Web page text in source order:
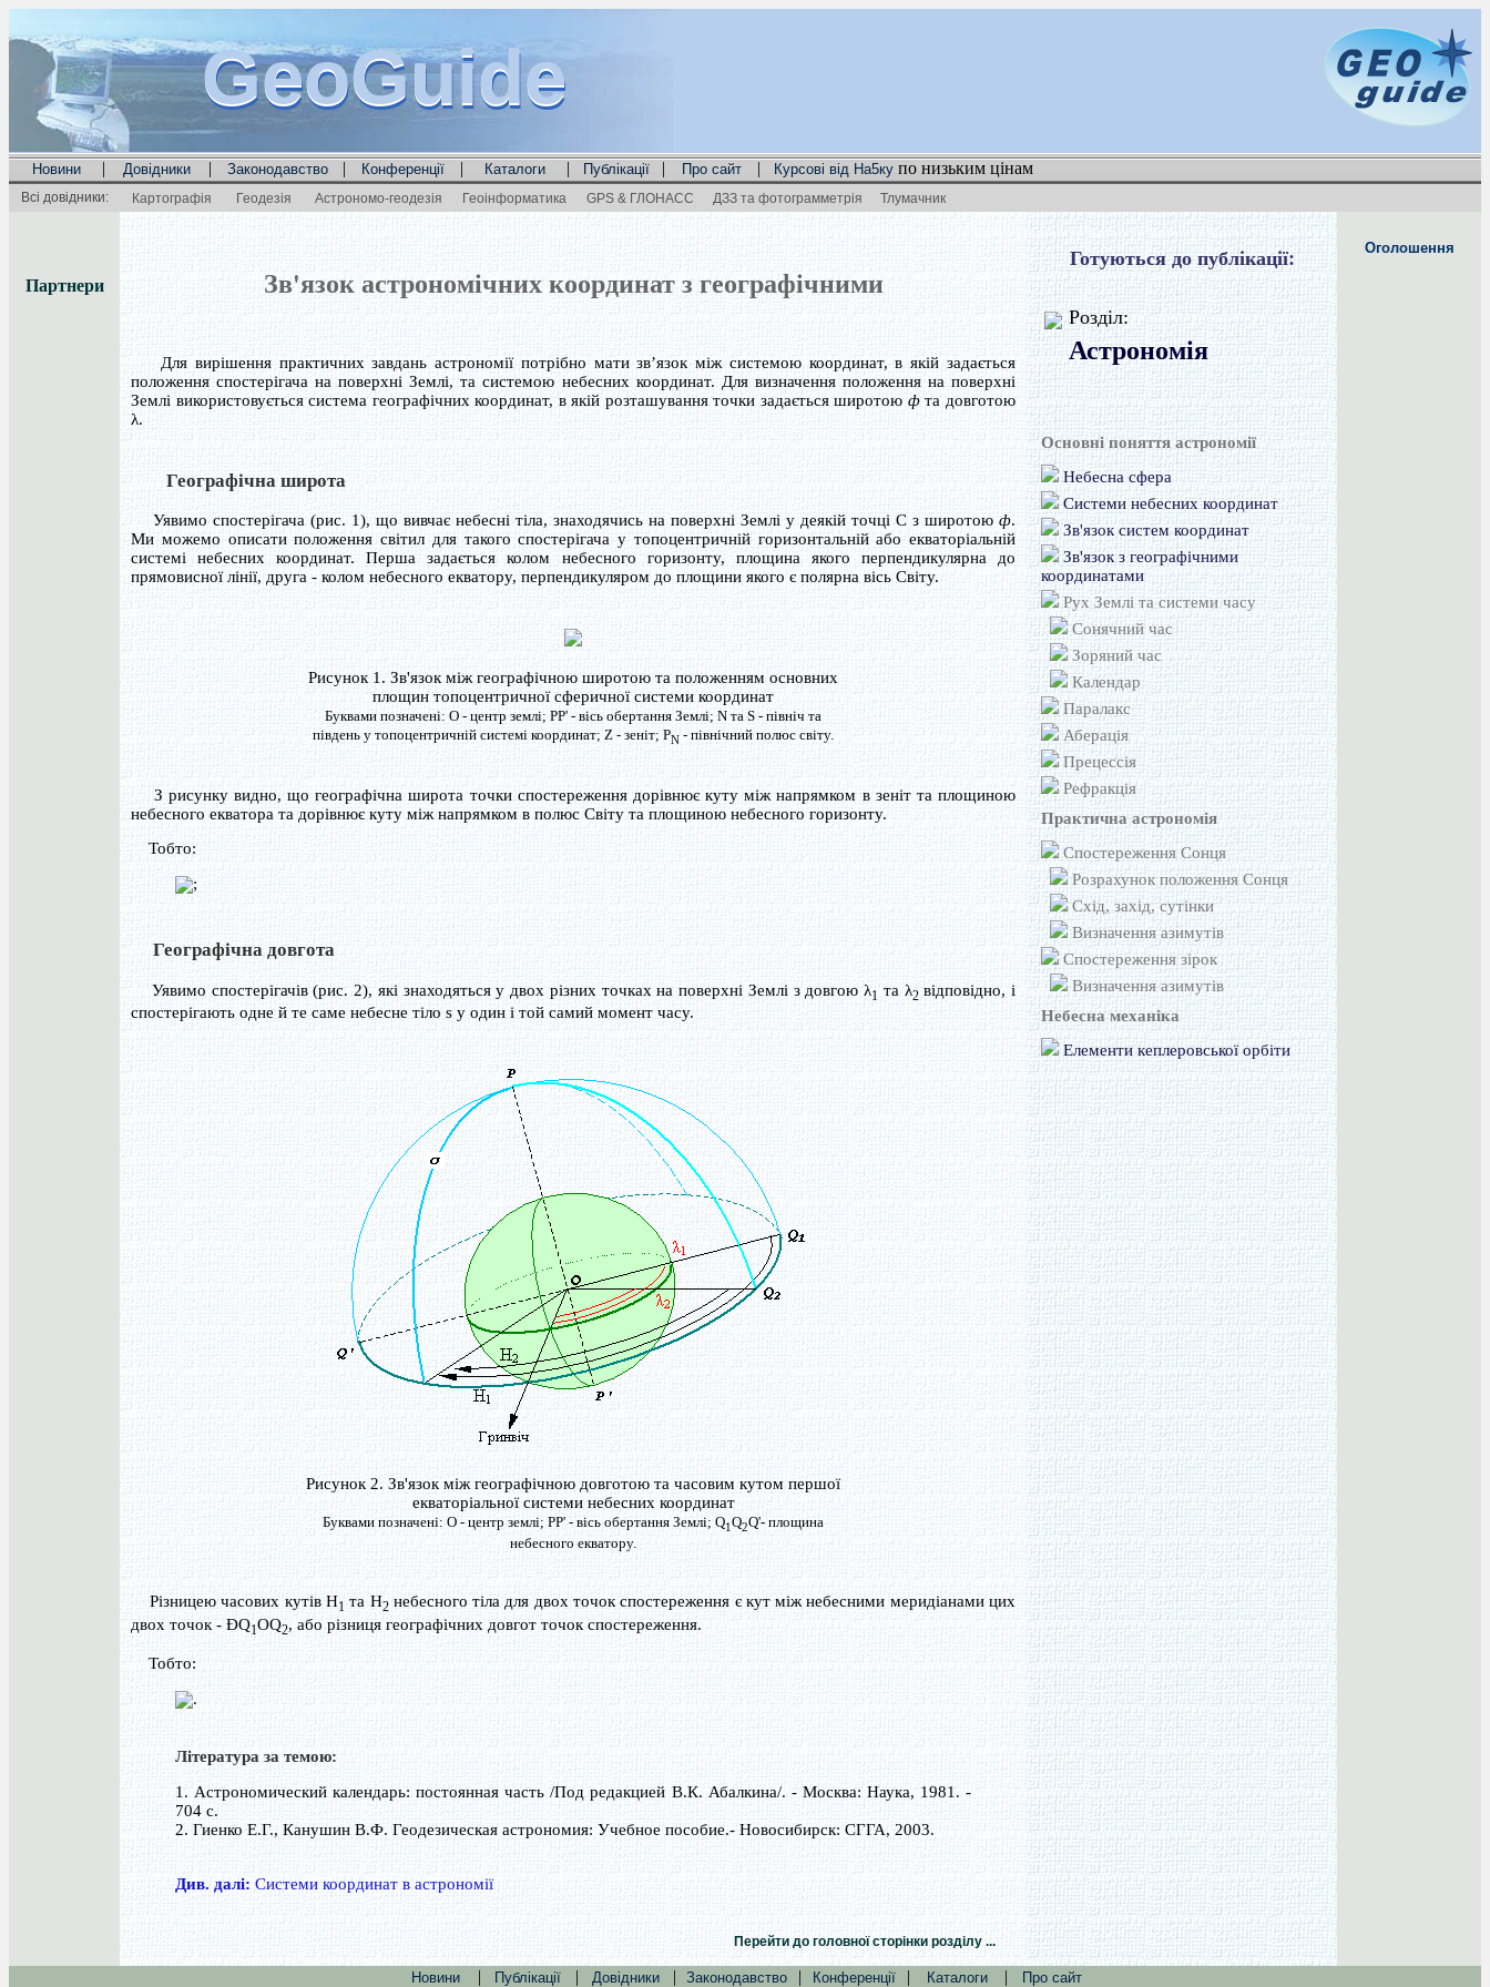
GeoGuide
GeoGuide
GeoGuide
Новини | Довідники | Законодавство | Конференції | Каталоги | Публікації | Про сайт | Курсові від На5ку по низьким цінам
Всі довідники: Картографія Геодезія Астрономо-геодезія Геоінформатика GPS & ГЛОНАСС ДЗЗ та фотограмметрія Тлумачник
Партнери Зв'язок астрономічних координат з географічними
Для вирішення практичних завдань астрономії потрібно мати зв’язок між системою координат, в якій задається
положення спостерігача на поверхні Землі, та системою небесних координат. Для визначення положення на поверхні
Землі використовується система географічних координат, в якій розташування точки задається широтою фта довготою
λ.
Географічна широта
Уявимо спостерігача (рис. 1), що вивчає небесні тіла, знаходячись на поверхні Землі у деякій точці С з широтою ф.
Ми можемо описати положення світил для такого спостерігача у топоцентричній горизонтальній або екваторіальній
системі небесних координат. Перша задається колом небесного горизонту, площина якого перпендикулярна до
прямовисної лінії, друга - колом небесного екватору, перпендикуляром до площини якого є полярна вісь Світу.
Рисунок 1. Зв'язок між географічною широтою та положенням основних
площин топоцентричної сферичної системи координат
Буквами позначені: О - центр землі; РР' - вісь обертання Землі; N та S - північ та
південь у топоцентричній системі координат; Z - зеніт; PN - північний полюс світу.
З рисунку видно, що географічна широта точки спостереження дорівнює куту між напрямком в зеніт та площиною
небесного екватора та дорівнює куту між напрямком в полюс Світу та площиною небесного горизонту.
Тобто:
;
Географічна довгота
Уявимо спостерігачів (рис. 2), які знаходяться у двох різних точках на поверхні Землі з довгою λ1 та λ2відповідно, і
спостерігають одне й те саме небесне тіло s у один і той самий момент часу.
Рисунок 2. Зв'язок між географічною довготою та часовим кутом першої
екваторіальної системи небесних координат
Буквами позначені: О - центр землі; РР' - вісь обертання Землі; Q1Q2Q'- площина
небесного екватору.
Різницею часових кутів H1 та Н2небесного тіла для двох точок спостереження є кут між небесними меридіанами цих
двох точок - ÐQ1OQ2, або різниця географічних довгот точок спостереження.
Тобто:
.
Література за темою:
1. Астрономический календарь: постоянная часть /Под редакцией В.К. Абалкина/. - Москва: Наука, 1981. -
704 с.
2. Гиенко Е.Г., Канушин В.Ф. Геодезическая астрономия: Учебное пособие.- Новосибирск: СГГА, 2003.
Див. далі: Cистеми координат в астрономії
Перейти до головної сторінки розділу ...
Готуються до публікації:
Розділ:
Астрономія
Основні поняття астрономії
Небесна сфера
Системи небесних координат
Зв'язок систем координат
Зв'язок з географічними
координатами
Рух Землі та системи часу
Сонячний час
Зоряний час
Календар
Паралакс
Аберація
Прецессія
Рефракція
Практична астрономія
Спостереження Сонця
Розрахунок положення Сонця
Схід, захід, сутінки
Визначення азимутів
Спостереження зірок
Визначення азимутів
Небесна механіка
Елементи кеплеровської орбіти
Оголошення
Новини | Публікації | Довідники | Законодавство | Конференції | Каталоги | Про сайт